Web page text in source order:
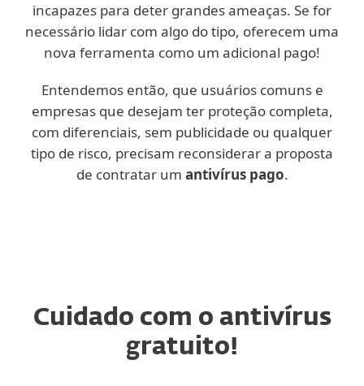
incapazes para deter grandes ameaças. Se for
necessário lidar com algo do tipo, oferecem uma
nova ferramenta como um adicional pago!
Entendemos então, que usuários comuns e
empresas que desejam ter proteção completa,
com diferenciais, sem publicidade ou qualquer
tipo de risco, precisam reconsiderar a proposta
de contratar um antivírus pago.
Cuidado com o antivírus
gratuito!